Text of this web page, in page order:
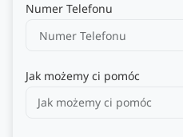
Numer Telefonu
Jak możemy ci pomóc